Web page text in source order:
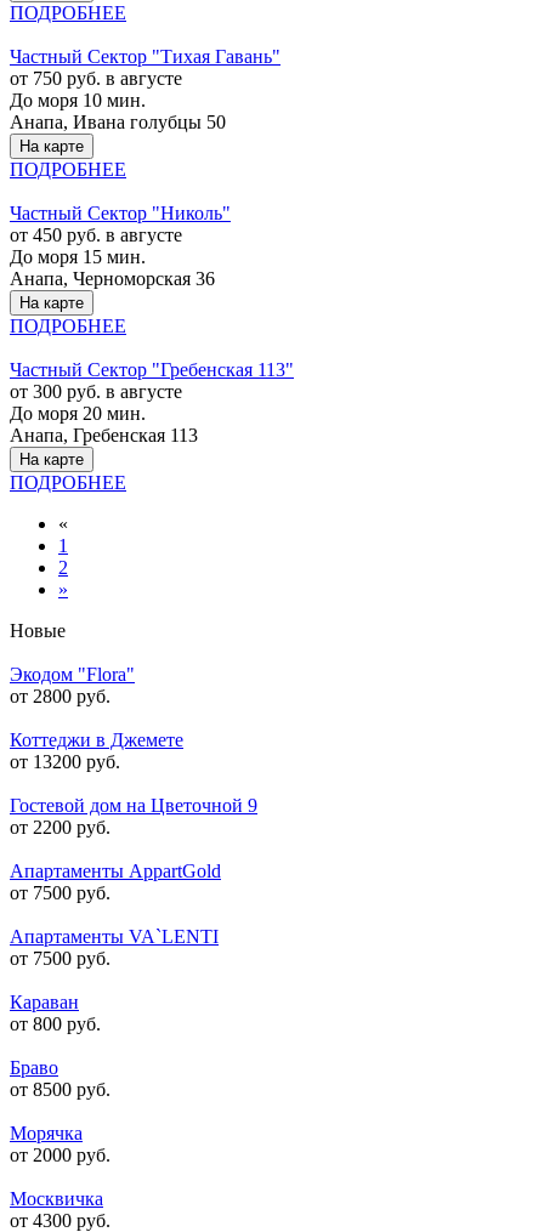
ПОДРОБНЕЕ
Частный Сектор "Тихая Гавань"
от 750 руб. в августе
До моря 10 мин.
Анапа, Ивана голубцы 50
На карте
ПОДРОБНЕЕ
Частный Сектор "Николь"
от 450 руб. в августе
До моря 15 мин.
Анапа, Черноморская 36
На карте
ПОДРОБНЕЕ
Частный Сектор "Гребенская 113"
от 300 руб. в августе
До моря 20 мин.
Анапа, Гребенская 113
На карте
ПОДРОБНЕЕ
«
1
2
»
Новые
Экодом "Flora"
от 2800 руб.
Коттеджи в Джемете
от 13200 руб.
Гостевой дом на Цветочной 9
от 2200 руб.
Апартаменты AppartGold
от 7500 руб.
Апартаменты VA`LENTI
от 7500 руб.
Караван
от 800 руб.
Браво
от 8500 руб.
Морячка
от 2000 руб.
Москвичка
от 4300 руб.